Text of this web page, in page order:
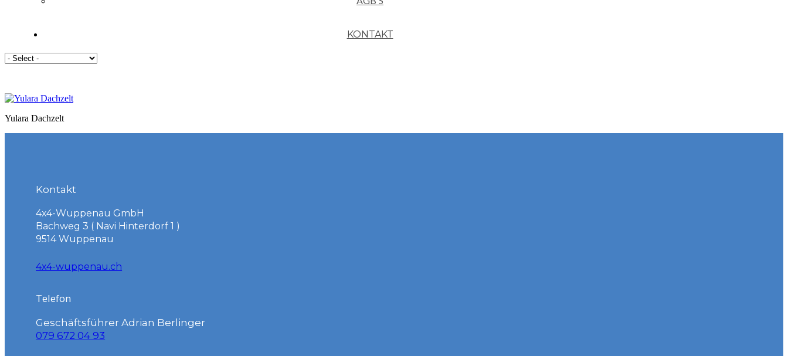
KONTAKT
Yulara Dachzelt
Kontakt
4x4-Wuppenau GmbH
Bachweg 3 ( Navi Hinterdorf 1 )
9514 Wuppenau
4x4-wuppenau.ch
Telefon
Geschäftsführer Adrian Berlinger
079 672 04 93